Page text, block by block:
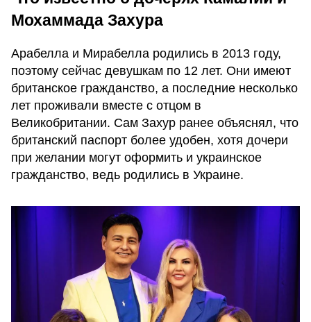
Мохаммада Захура
Арабелла и Мирабелла родились в 2013 году,
поэтому сейчас девушкам по 12 лет. Они имеют
британское гражданство, а последние несколько
лет проживали вместе с отцом в
Великобритании. Сам Захур ранее объяснял, что
британский паспорт более удобен, хотя дочери
при желании могут оформить и украинское
гражданство, ведь родились в Украине.